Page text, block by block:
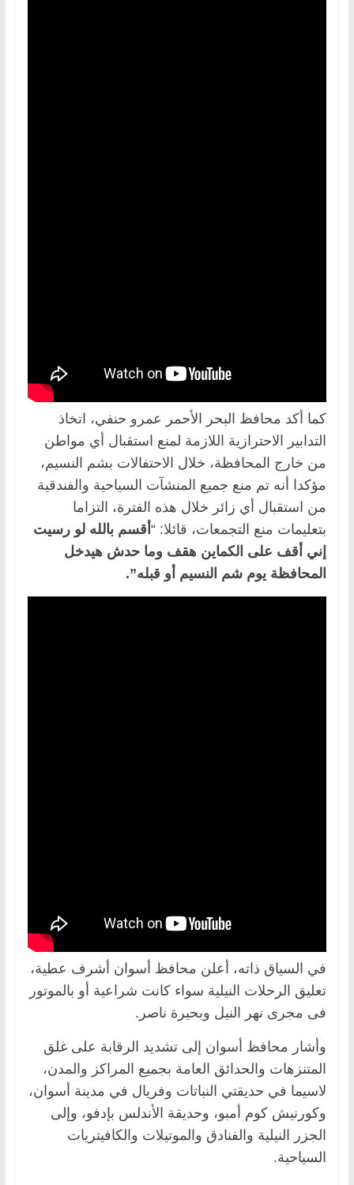
كما أكد محافظ البحر الأحمر عمرو حنفي، اتخاذ
التدابير الاحترازية اللازمة لمنع استقبال أي مواطن
من خارج المحافظة، خلال الاحتفالات بشم النسيم،
مؤكدا أنه تم منع جميع المنشآت السياحية والفندقية
من استقبال أي زائر خلال هذه الفترة، التزاما
بتعليمات منع التجمعات، قائلا: “أقسم بالله لو رسيت
إني أقف على الكماين هقف وما حدش هيدخل
المحافظة يوم شم النسيم أو قبله”.
في السياق ذاته، أعلن محافظ أسوان أشرف عطية،
تعليق الرحلات النيلية سواء كانت شراعية أو بالموتور
فى مجرى نهر النيل وبحيرة ناصر.
وأشار محافظ أسوان إلى تشديد الرقابة على غلق
المتنزهات والحدائق العامة بجميع المراكز والمدن،
لاسيما في حديقتي النباتات وفريال في مدينة أسوان،
وكورنيش كوم أمبو، وحديقة الأندلس بإدفو، وإلى
الجزر النيلية والفنادق والموتيلات والكافيتريات
السياحية.